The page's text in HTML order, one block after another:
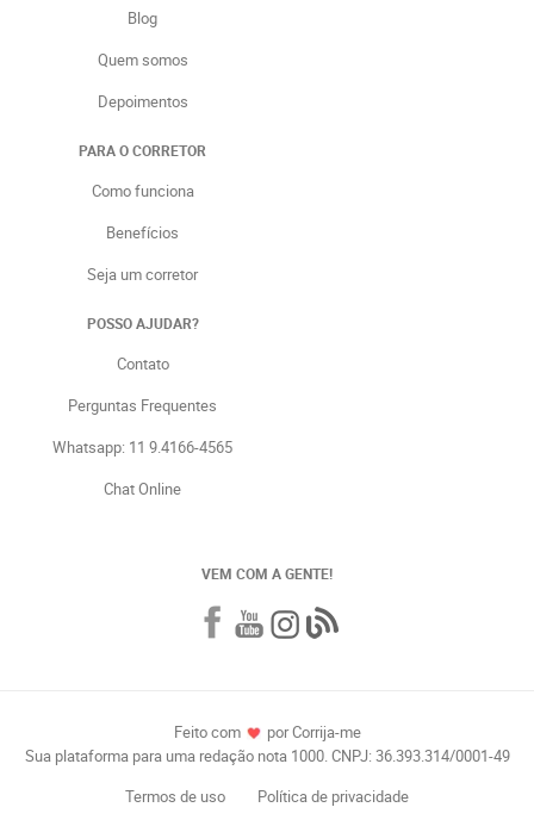
Blog
Quem somos
Depoimentos
PARA O CORRETOR
Como funciona
Benefícios
Seja um corretor
POSSO AJUDAR?
Contato
Perguntas Frequentes
Whatsapp: 11 9.4166-4565
Chat Online
VEM COM A GENTE!
Feito com
por Corrija-me
Sua plataforma para uma redação nota 1000. CNPJ: 36.393.314/0001-49
Termos de uso
Política de privacidade